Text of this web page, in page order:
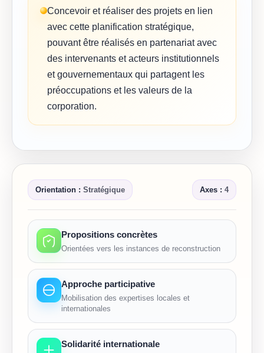
Concevoir et réaliser des projets en lien
avec cette planification stratégique,
pouvant être réalisés en partenariat avec
des intervenants et acteurs institutionnels
et gouvernementaux qui partagent les
préoccupations et les valeurs de la
corporation.
Orientation : Stratégique Axes : 4
Propositions concrètes
Orientées vers les instances de reconstruction
Approche participative
Mobilisation des expertises locales et
internationales
Solidarité internationale